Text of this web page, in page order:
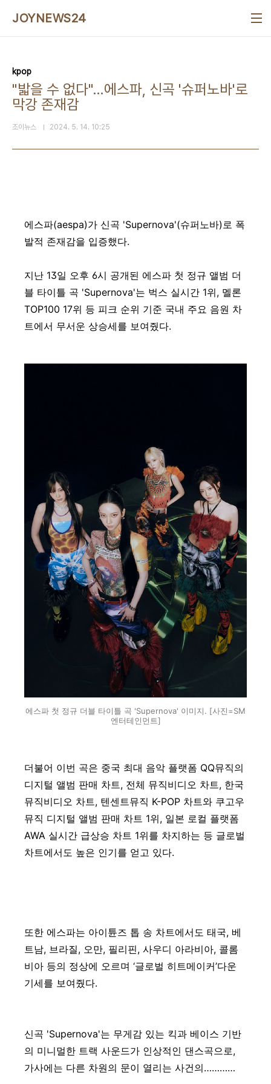
JOYNEWS24
kpop
"밟을 수 없다"…에스파, 신곡 '슈퍼노바'로
막강 존재감
조이뉴스 2024. 5. 14. 10:25
에스파(aespa)가 신곡 'Supernova'(슈퍼노바)로 폭
발적 존재감을 입증했다.
지난 13일 오후 6시 공개된 에스파 첫 정규 앨범 더
블 타이틀 곡 'Supernova'는 벅스 실시간 1위, 멜론
TOP100 17위 등 피크 순위 기준 국내 주요 음원 차
트에서 무서운 상승세를 보여줬다.
에스파 첫 정규 더블 타이틀 곡 'Supernova' 이미지. [사진=SM
엔터테인먼트]
더불어 이번 곡은 중국 최대 음악 플랫폼 QQ뮤직의
디지털 앨범 판매 차트, 전체 뮤직비디오 차트, 한국
뮤직비디오 차트, 텐센트뮤직 K-POP 차트와 쿠고우
뮤직 디지털 앨범 판매 차트 1위, 일본 로컬 플랫폼
AWA 실시간 급상승 차트 1위를 차지하는 등 글로벌
차트에서도 높은 인기를 얻고 있다.
또한 에스파는 아이튠즈 톱 송 차트에서도 태국, 베
트남, 브라질, 오만, 필리핀, 사우디 아라비아, 콜롬
비아 등의 정상에 오르며 ‘글로벌 히트메이커’다운
기세를 보여줬다.
신곡 'Supernova'는 무게감 있는 킥과 베이스 기반
의 미니멀한 트랙 사운드가 인상적인 댄스곡으로,
가사에는 다른 차원의 문이 열리는 사건의…………